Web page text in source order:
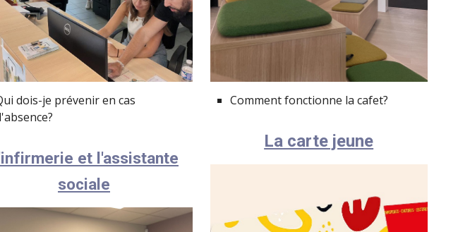
dois-je prévenir en cas
et l'assistante
sociale
Comment fonctionne la cafet?
La carte jeune